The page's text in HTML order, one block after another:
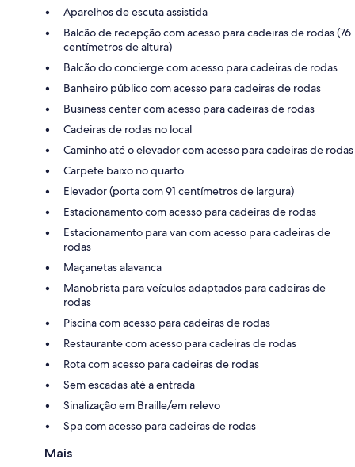
Aparelhos de escuta assistida
Balcão de recepção com acesso para cadeiras de rodas (76
centímetros de altura)
Balcão do concierge com acesso para cadeiras de rodas
Banheiro público com acesso para cadeiras de rodas
Business center com acesso para cadeiras de rodas
Cadeiras de rodas no local
Caminho até o elevador com acesso para cadeiras de rodas
Carpete baixo no quarto
Elevador (porta com 91 centímetros de largura)
Estacionamento com acesso para cadeiras de rodas
Estacionamento para van com acesso para cadeiras de
rodas
Maçanetas alavanca
Manobrista para veículos adaptados para cadeiras de
rodas
Piscina com acesso para cadeiras de rodas
Restaurante com acesso para cadeiras de rodas
Rota com acesso para cadeiras de rodas
Sem escadas até a entrada
Sinalização em Braille/em relevo
Spa com acesso para cadeiras de rodas
Mais